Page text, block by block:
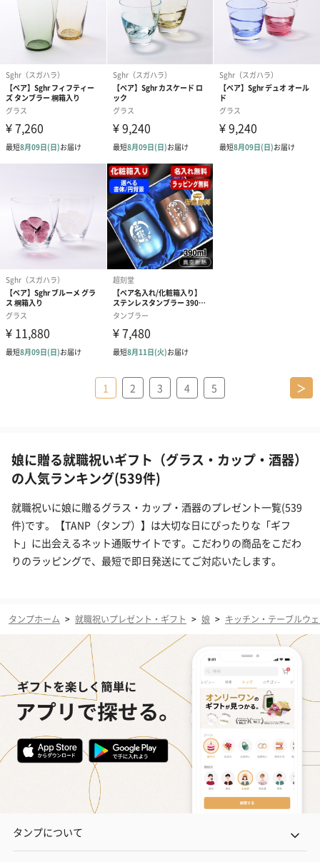
1 2 3 4 5 ＞
娘に贈る就職祝いギフト（グラス・カップ・酒器）
の人気ランキング(539件)
就職祝いに娘に贈るグラス・カップ・酒器のプレゼント一覧(539
件)です。【TANP（タンプ）】は大切な日にぴったりな「ギフ
ト」に出会えるネット通販サイトです。こだわりの商品をこだわ
りのラッピングで、最短で即日発送にてご対応いたします。
タンプホーム > 就職祝いプレゼント・ギフト > 娘 > キッチン・テーブルウ
タンプについて